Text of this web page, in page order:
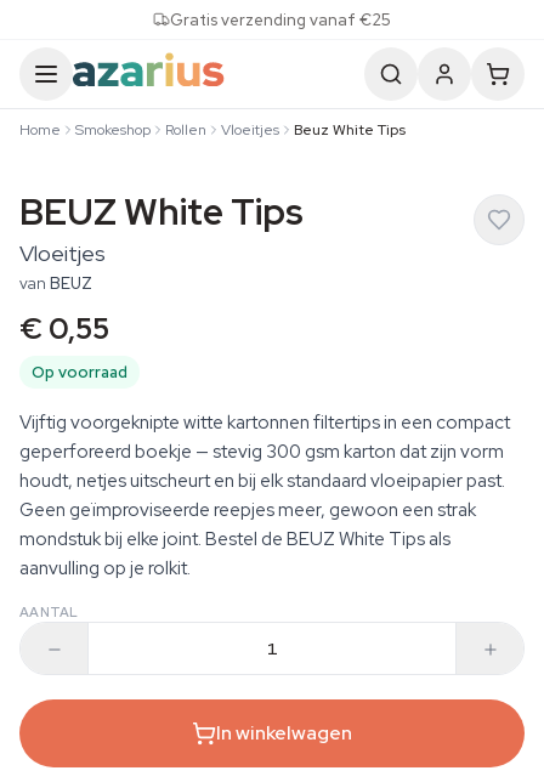
Gratis verzending vanaf €25
Home Smokeshop Rollen Vloeitjes Beuz White Tips
BEUZ White Tips
Vloeitjes
van BEUZ
€ 0,55
Op voorraad
Vijftig voorgeknipte witte kartonnen filtertips in een compact
geperforeerd boekje — stevig 300 gsm karton dat zijn vorm
houdt, netjes uitscheurt en bij elk standaard vloeipapier past.
Geen geïmproviseerde reepjes meer, gewoon een strak
mondstuk bij elke joint. Bestel de BEUZ White Tips als
aanvulling op je rolkit.
AANTAL
In winkelwagen